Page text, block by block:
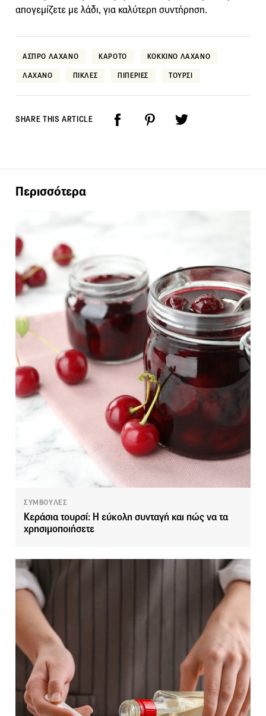
απογεμίζετε με λάδι, για καλύτερη συντήρηση.
ΑΣΠΡΟ ΛΑΧΑΝΟ ΚΑΡΟΤΟ ΚΟΚΚΙΝΟ ΛΑΧΑΝΟ
ΛΑΧΑΝΟ ΠΙΚΛΕΣ ΠΙΠΕΡΙΕΣ ΤΟΥΡΣΙ
SHARE THIS ARTICLE
Περισσότερα
ΣΥΜΒΟΥΛΕΣ
Κεράσια τουρσί: Η εύκολη συνταγή και πώς να τα
χρησιμοποιήσετε